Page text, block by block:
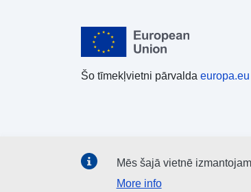
Šo tīmekļvietni pārvalda europa.eu
Mēs šajā vietnē
More info